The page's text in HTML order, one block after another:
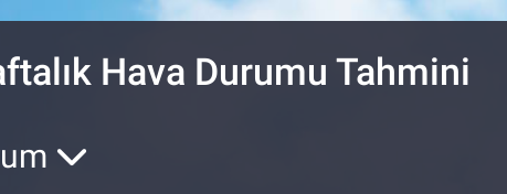
Hava Durumu Tahmini